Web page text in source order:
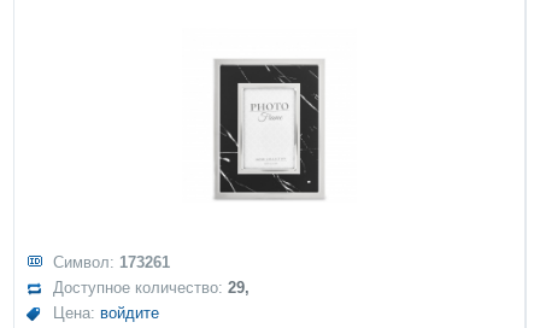
Символ: 173261
Доступное количество:29,
Цена: войдите